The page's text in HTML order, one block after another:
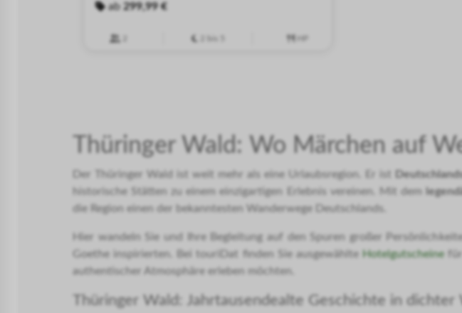
ab 299,99 €
Thüringer Wald: Wo Märchen auf
Der Thüringer Wald ist weit mehr als eine Urlaubsregion. Er ist
historische Stätten zu einem einzigartigen Erlebnis vereinen. Mit dem
die Region einen der bekanntesten Wanderwege Deutschlands.
Hier wandeln Sie und Ihre Begleitung auf den Spuren großer
Goethe inspirierten. Bei touriDat finden Sie ausgewählte Hotelgutscheinefür
authentischer Atmosphäre erleben möchten.
Thüringer Wald: Jahrtausendealte Geschichte in dichter